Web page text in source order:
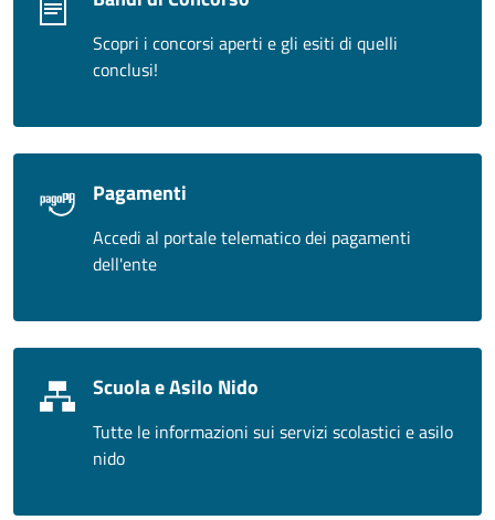
Scopri i concorsi aperti e gli esiti di quelli
conclusi!
Pagamenti
Accedi al portale telematico dei pagamenti
dell'ente
Scuola e Asilo Nido
Tutte le informazioni sui servizi scolastici e asilo
nido